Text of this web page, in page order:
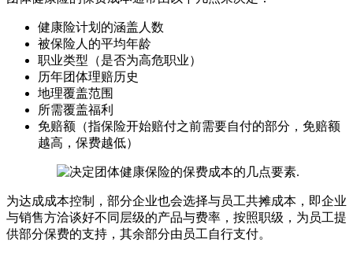
健康险计划的涵盖人数
被保险人的平均年龄
职业类型（是否为高危职业）
历年团体理赔历史
地理覆盖范围
所需覆盖福利
免赔额（指保险开始赔付之前需要自付的部分，免赔额
越高，保费越低）
为达成成本控制，部分企业也会选择与员工共摊成本，即企业
与销售方洽谈好不同层级的产品与费率，按照职级，为员工提
供部分保费的支持，其余部分由员工自行支付。